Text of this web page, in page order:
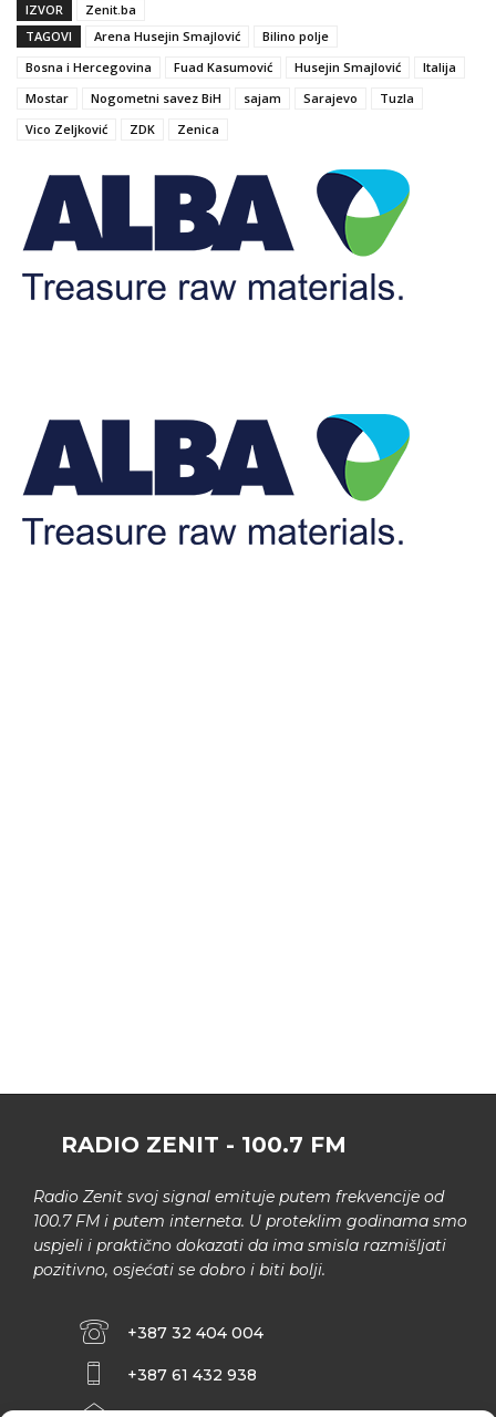
IZVOR
Zenit.ba
TAGOVI
Arena Husejin Smajlović
Bilino polje
Bosna i Hercegovina
Fuad Kasumović Husejin Smajlović
Italija
Mostar
Nogometni savez BiH sajam Sarajevo
Tuzla
Vico Zeljković
ZDK Zenica
RADIO ZENIT - 100.7 FM
Radio Zenit svoj signal emituje putem frekvencije od
100.7 FM i putem interneta. U proteklim godinama smo
uspjeli i praktično dokazati da ima smisla razmišljati
pozitivno, osjećati se dobro i biti bolji.
+387 32 404 004
+387 61 432 938